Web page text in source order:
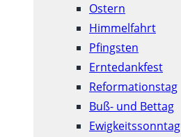
Ostern
Himmelfahrt
Pfingsten
Erntedankfest
Reformationstag
Buß- und Bettag
Ewigkeitssonntag